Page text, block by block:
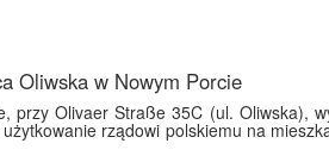
Oliwska w Nowym Porcie
przy Olivaer Straße 35C (ul. Oliwska),
rządowi polskiemu na